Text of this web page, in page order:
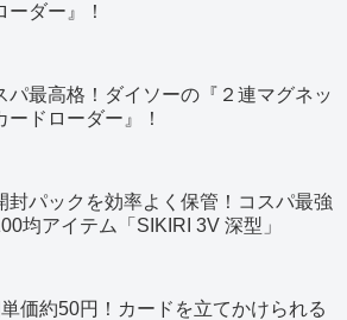
ーダー』！
パ最高格！ダイソーの『２連マグネッ
ードローダー』！
封パックを効率よく保管！コスパ最強
均アイテム「SIKIRI 3V 深型」
価約50円！カードを立てかけられる